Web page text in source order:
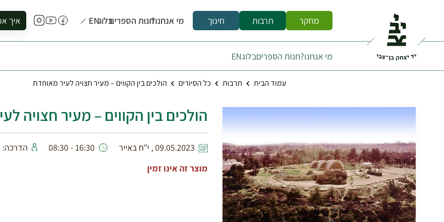
מחקר תרבות חינוך מי אנחנו?חנות הספריםבלוגEN איך
להזמין
להירשם
לתאם
מי אנחנו?חנות הספריםבלוגEN
עמוד הבית תרבות כל הסיורים הולכים בין הקווים – מעיר חצויה לעיר מאוחדת
הולכים בין הקווים – מעיר חצויה
09.05.2023 , י"ח באייר 16:30 - 08:30
הדרכה:
מוצר זה אינו זמין